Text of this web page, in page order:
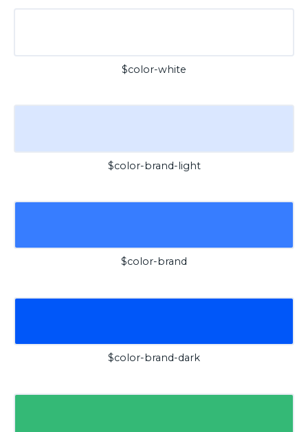
$color-white
$color-brand-light
$color-brand
$color-brand-dark